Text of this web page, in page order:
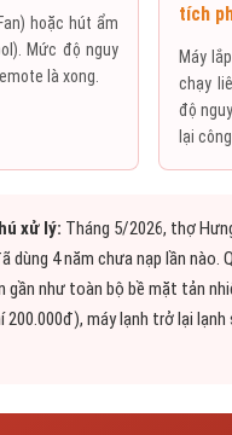
hoặc hút ẩm
Mức độ nguy
là xong.
tích
Máy
chạy
độ
lại
xử lý: Tháng 5/2026, thợ
dùng 4 năm chưa nạp lần
gần như toàn bộ bề mặt tản
200.000đ), máy lạnh trở lại